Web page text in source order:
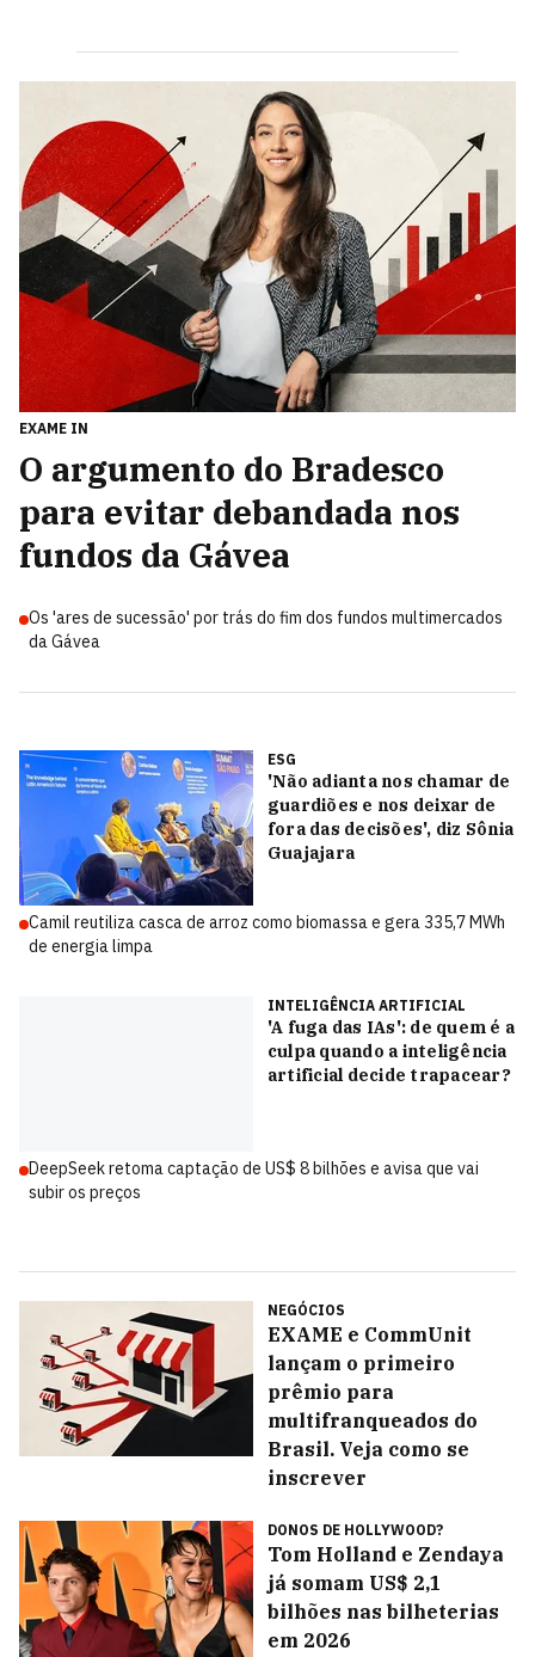
EXAME IN
O argumento do Bradesco
para evitar debandada nos
fundos da Gávea
Os 'ares de sucessão' por trás do fim dos fundos multimercados
da Gávea
ESG
'Não adianta nos chamar de
guardiões e nos deixar de
fora das decisões', diz Sônia
Guajajara
Camil reutiliza casca de arroz como biomassa e gera 335,7 MWh
de energia limpa
INTELIGÊNCIA ARTIFICIAL
'A fuga das IAs': de quem é a
culpa quando a inteligência
artificial decide trapacear?
DeepSeek retoma captação de US$ 8 bilhões e avisa que vai
subir os preços
NEGÓCIOS
EXAME e CommUnit
lançam o primeiro
prêmio para
multifranqueados do
Brasil. Veja como se
inscrever
DONOS DE HOLLYWOOD?
Tom Holland e Zendaya
já somam US$ 2,1
bilhões nas bilheterias
em 2026